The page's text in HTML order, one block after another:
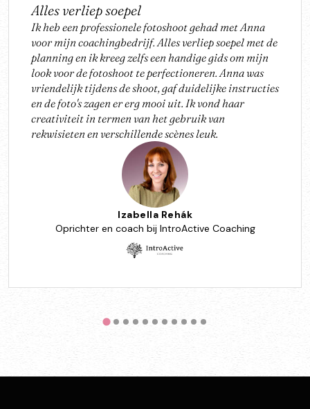
Alles verliep soepel
Ik heb een professionele fotoshoot gehad met Anna
voor mijn coachingbedrijf. Alles verliep soepel met de
planning en ik kreeg zelfs een handige gids om mijn
look voor de fotoshoot te perfectioneren. Anna was
vriendelijk tijdens de shoot, gaf duidelijke instructies
en de foto's zagen er erg mooi uit. Ik vond haar
creativiteit in termen van het gebruik van
rekwisieten en verschillende scènes leuk.
Izabella Rehák
Oprichter en coach bij IntroActive Coaching